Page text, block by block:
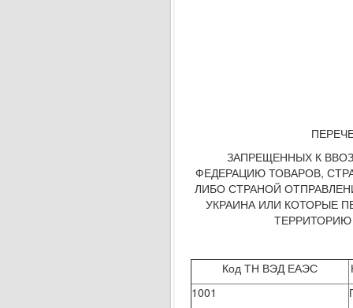
ЗАПРЕЩЕННЫХ К
ФЕДЕРАЦИЮ ТОВАРОВ,
ЛИБО СТРАНОЙ
УКРАИНА ИЛИ КОТОРЫЕ
Код ТН ВЭД ЕАЭС
1001